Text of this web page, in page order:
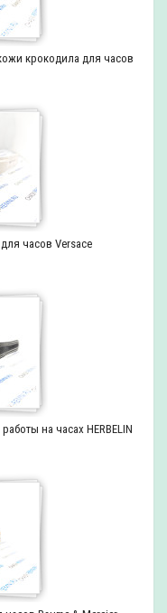
крокодила для часов
часов Versace
на часах HERBELIN